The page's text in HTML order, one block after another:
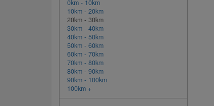
0km - 10km
10km - 20km
20km - 30km
30km - 40km
40km - 50km
50km - 60km
60km - 70km
70km - 80km
80km - 90km
90km - 100km
100km +